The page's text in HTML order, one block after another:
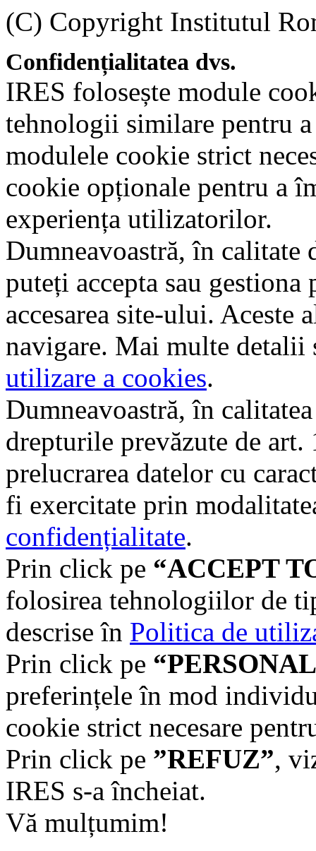
(C) Copyright Institutul
Confidențialitatea dvs.
IRES folosește module
tehnologii similare pentru a
modulele cookie strict
cookie opționale pentru a
experiența utilizatorilor.
Dumneavoastră, în calitate
puteți accepta sau
accesarea site-ului. Aceste
navigare. Mai multe
utilizare a cookies.
Dumneavoastră, în
drepturile prevăzute de
prelucrarea datelor cu
fi exercitate prin
confidențialitate.
Prin click pe “ACCEPT
folosirea tehnologiilor de
descrise în Politica de
Prin click pe
preferințele în mod
cookie strict necesare
Prin click pe ”REFUZ”,
IRES s-a încheiat.
Vă mulțumim!